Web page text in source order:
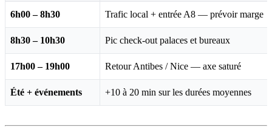
6h00 – 8h30 Trafic local + entrée A8 — prévoir marge
8h30 – 10h30 Pic check-out palaces et bureaux
17h00 – 19h00 Retour Antibes / Nice — axe saturé
Été + événements +10 à 20 min sur les durées moyennes